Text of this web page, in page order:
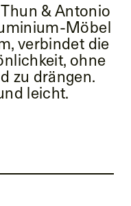
& Antonio
Möbel
verbindet die
ohne
zu drängen.
leicht.